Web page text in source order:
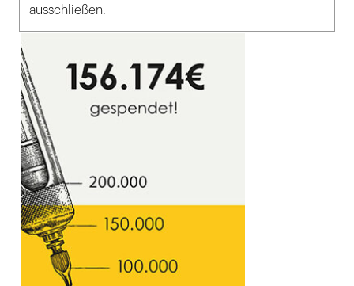
ausschließen.